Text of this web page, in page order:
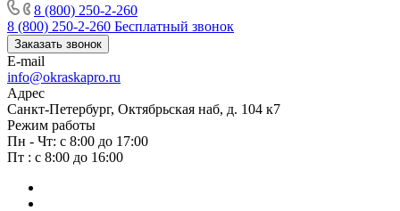
8 (800) 250-2-260
8 (800) 250-2-260 Бесплатный звонок
Заказать звонок
E-mail
info@okraskapro.ru
Адрес
Санкт-Петербург, Октябрьская наб, д. 104 к7
Режим работы
Пн - Чт: с 8:00 до 17:00
Пт : с 8:00 до 16:00